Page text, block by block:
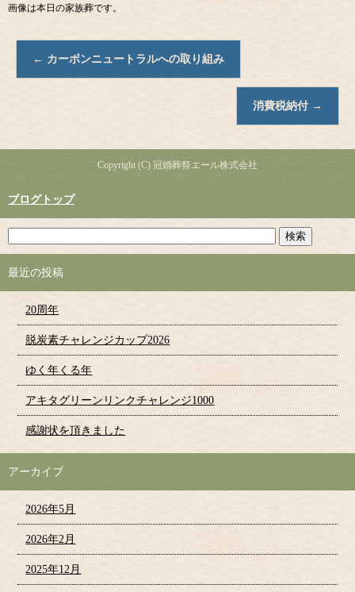
画像は本日の家族葬です。
← カーボンニュートラルへの取り組み
消費税納付 →
Copyright (C) 冠婚葬祭エール株式会社
ブログトップ
最近の投稿
20周年
脱炭素チャレンジカップ2026
ゆく年くる年
アキタグリーンリンクチャレンジ1000
感謝状を頂きました
アーカイブ
2026年5月
2026年2月
2025年12月